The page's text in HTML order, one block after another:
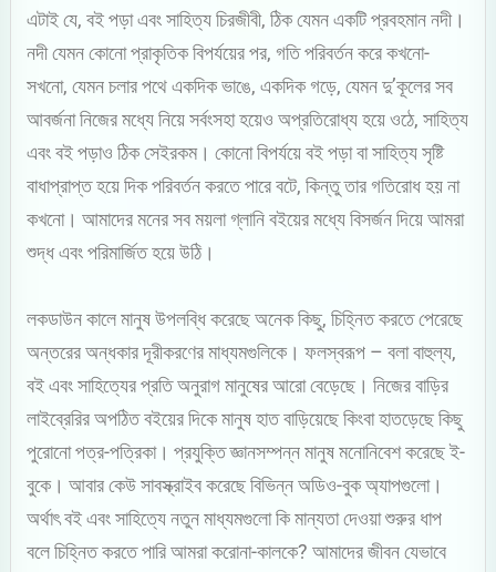
এটাই যে, বই পড়া এবং সাহিত্য চিরজীবী, ঠিক যেমন একটি প্রবহমান নদী।
নদী যেমন কোনো প্রাকৃতিক বিপর্যয়ের পর, গতি পরিবর্তন করে কখনো-
সখনো, যেমন চলার পথে একদিক ভাঙে, একদিক গড়ে, যেমন দু’কূলের সব
আবর্জনা নিজের মধ্যে নিয়ে সর্বংসহা হয়েও অপ্রতিরোধ্য হয়ে ওঠে, সাহিত্য
এবং বই পড়াও ঠিক সেইরকম। কোনো বিপর্যয়ে বই পড়া বা সাহিত্য সৃষ্টি
বাধাপ্রাপ্ত হয়ে দিক পরিবর্তন করতে পারে বটে, কিন্তু তার গতিরোধ হয় না
কখনো। আমাদের মনের সব ময়লা গ্লানি বইয়ের মধ্যে বিসর্জন দিয়ে আমরা
শুদ্ধ এবং পরিমার্জিত হয়ে উঠি।
লকডাউন কালে মানুষ উপলব্ধি করেছে অনেক কিছু, চিহ্নিত করতে পেরেছে
অন্তরের অন্ধকার দূরীকরণের মাধ্যমগুলিকে। ফলস্বরূপ – বলা বাহুল্য,
বই এবং সাহিত্যের প্রতি অনুরাগ মানুষের আরো বেড়েছে। নিজের বাড়ির
লাইব্রেরির অপঠিত বইয়ের দিকে মানুষ হাত বাড়িয়েছে কিংবা হাতড়েছে কিছু
পুরোনো পত্র-পত্রিকা। প্রযুক্তি জ্ঞানসম্পন্ন মানুষ মনোনিবেশ করেছে ই-
বুকে। আবার কেউ সাবস্ক্রাইব করেছে বিভিন্ন অডিও-বুক অ্যাপগুলো।
অর্থাৎ বই এবং সাহিত্যে নতুন মাধ্যমগুলো কি মান্যতা দেওয়া শুরুর ধাপ
বলে চিহ্নিত করতে পারি আমরা করোনা-কালকে? আমাদের জীবন যেভাবে